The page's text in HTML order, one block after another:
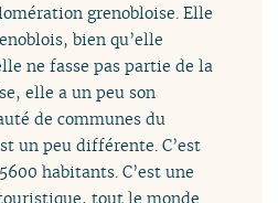
grenobloise. Elle
bien qu’elle
ne fasse pas partie de la
elle a un peu son
de communes du
un peu différente. C’est
habitants. C’est une
tout le monde